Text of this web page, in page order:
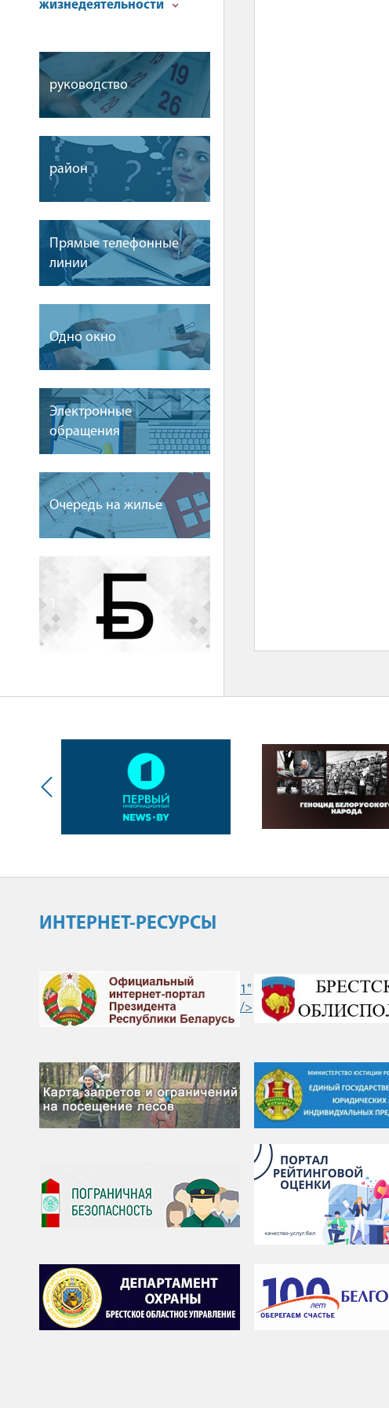
жизнедеятельности
руководство
район
Прямые телефонные
линии
Одно окно
Электронные
обращения
Очередь на жилье
ИНТЕРНЕТ-РЕСУРСЫ
1"
/>